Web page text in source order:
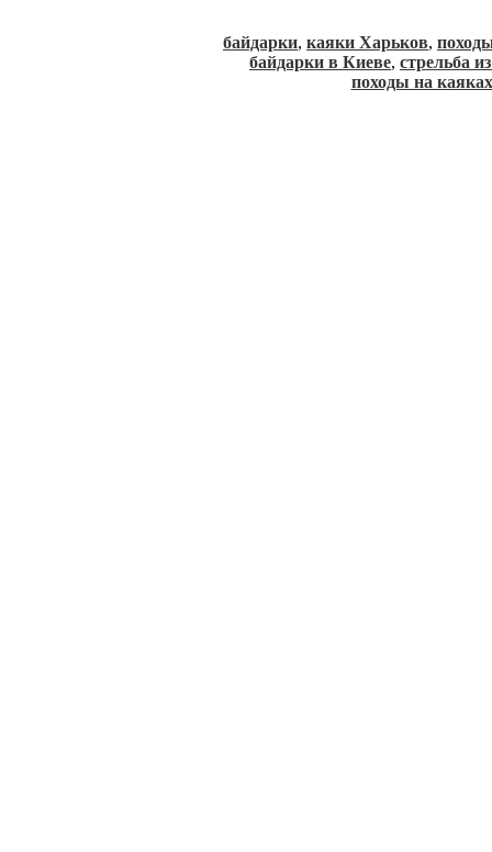
байдарки, каяки Харьков,
байдарки в Киеве, стрельба
походы на каяках